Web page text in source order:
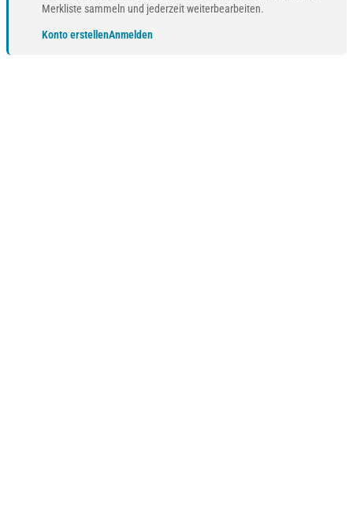
Merkliste sammeln und jederzeit weiterbearbeiten.
Konto erstellenAnmelden